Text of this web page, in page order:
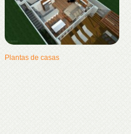
Plantas de casas